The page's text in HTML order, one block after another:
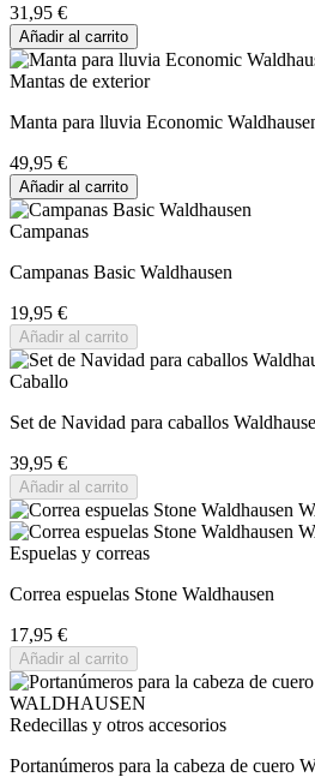
31,95 €
Añadir al carrito
Mantas de exterior
Manta para lluvia Economic
49,95 €
Añadir al carrito
Campanas
Campanas Basic Waldhausen
19,95 €
Añadir al carrito
Caballo
Set de Navidad para caballos
39,95 €
Añadir al carrito
Espuelas y correas
Correa espuelas Stone Waldhausen
17,95 €
Añadir al carrito
Redecillas y otros accesorios
Portanúmeros para la cabeza de cuero